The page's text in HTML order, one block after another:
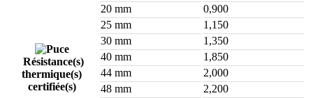
Résistance(s)
thermique(s)
certifiée(s)
20 mm
0,900
25 mm
1,150
30 mm
1,350
40 mm
1,850
44 mm
2,000
48 mm
2,200